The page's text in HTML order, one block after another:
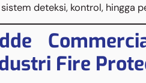
deteksi, kontrol, hingga
Fire